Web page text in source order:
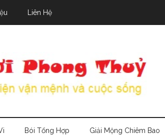
Liên Hệ
Bói Tổng Hợp Giải Mộng Chiêm Bao